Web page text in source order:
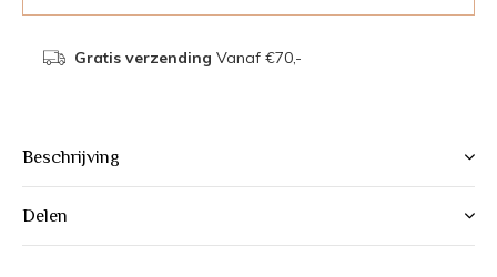
Gratis verzending Vanaf €70,-
Beschrijving
Delen